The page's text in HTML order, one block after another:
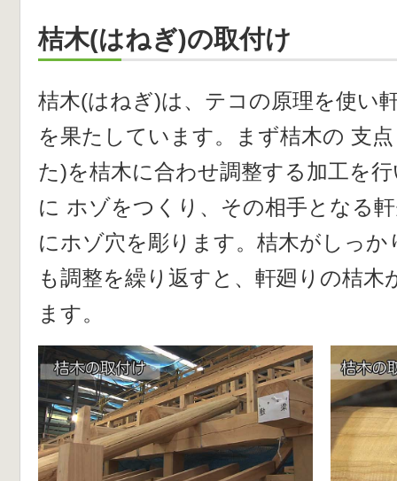
桔木(はねぎ)の取付け
桔木(はねぎ)は、テコの原理を使い
を果たしています。まず桔木の 支
た)を桔木に合わせ調整する加工を
に ホゾをつくり、その相手となる
にホゾ穴を彫ります。桔木がしっ
も調整を繰り返すと、軒廻りの桔木
ます。